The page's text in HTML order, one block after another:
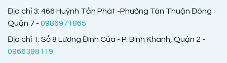
Địa chỉ 3: 466 Huỳnh Tấn Phát -Phường Tân Thuận Đông
Quận 7 - 0986971865
Địa chỉ 1: Số 8 Lương Đình Của - P. Bình Khánh, Quận 2 -
0966398119